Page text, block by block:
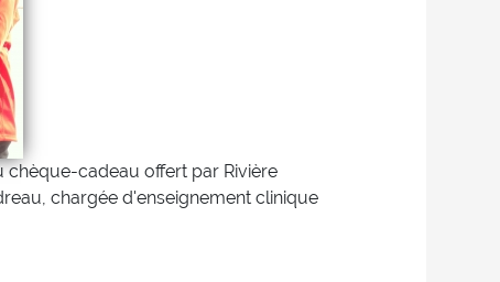
chèque-cadeau offert par Rivière
chargée d'enseignement clinique